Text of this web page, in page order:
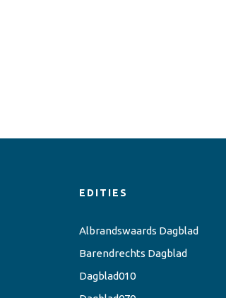
EDITIES
Albrandswaards Dagblad
Barendrechts Dagblad
Dagblad010